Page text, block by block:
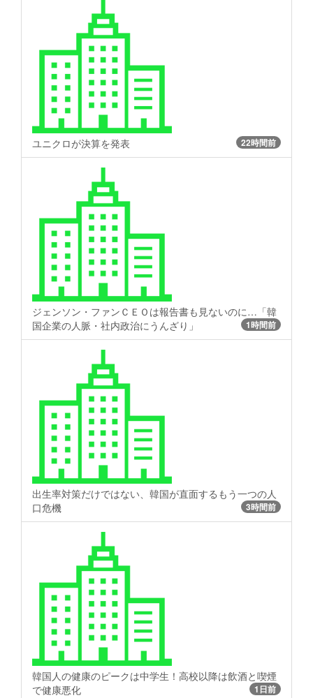
ユニクロが決算を発表 22時間前
ジェンソン・ファンＣＥＯは報告書も見ないのに…「韓
国企業の人脈・社内政治にうんざり」
1時間前
出生率対策だけではない、韓国が直面するもう一つの人
口危機
3時間前
韓国人の健康のピークは中学生！高校以降は飲酒と喫煙
で健康悪化
1日前